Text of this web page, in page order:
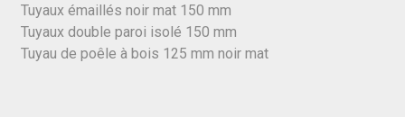
Tuyaux émaillés noir mat 150 mm
Tuyaux double paroi isolé 150 mm
Tuyau de poêle à bois 125 mm noir mat